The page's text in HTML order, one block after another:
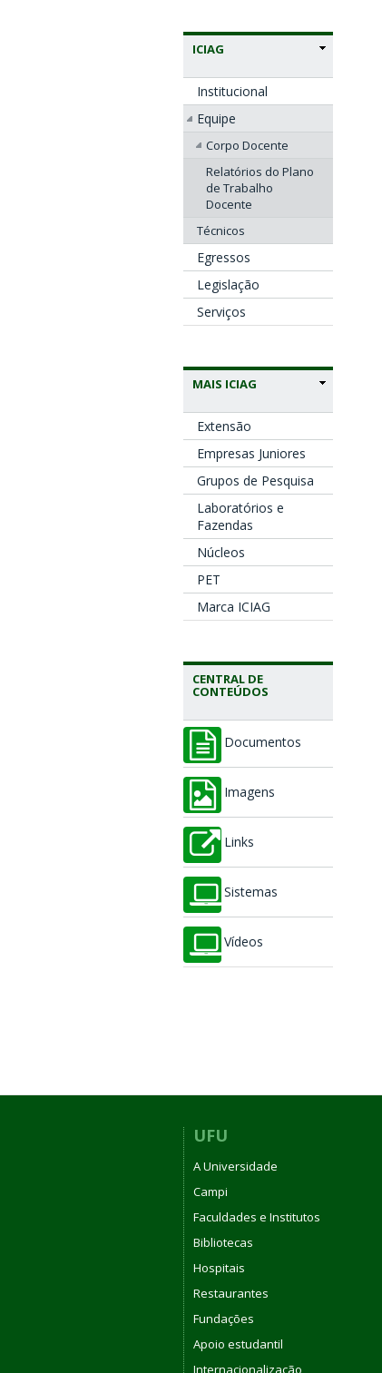
ICIAG
Institucional
Equipe
Corpo Docente
Relatórios do Plano
de Trabalho
Docente
Técnicos
Egressos
Legislação
Serviços
MAIS ICIAG
Extensão
Empresas Juniores
Grupos de Pesquisa
Laboratórios e
Fazendas
Núcleos
PET
Marca ICIAG
CENTRAL DE
CONTEÚDOS
Documentos
Imagens
Links
Sistemas
Vídeos
UFU
A Universidade
Campi
Faculdades e Institutos
Bibliotecas
Hospitais
Restaurantes
Fundações
Apoio estudantil
Internacionalização